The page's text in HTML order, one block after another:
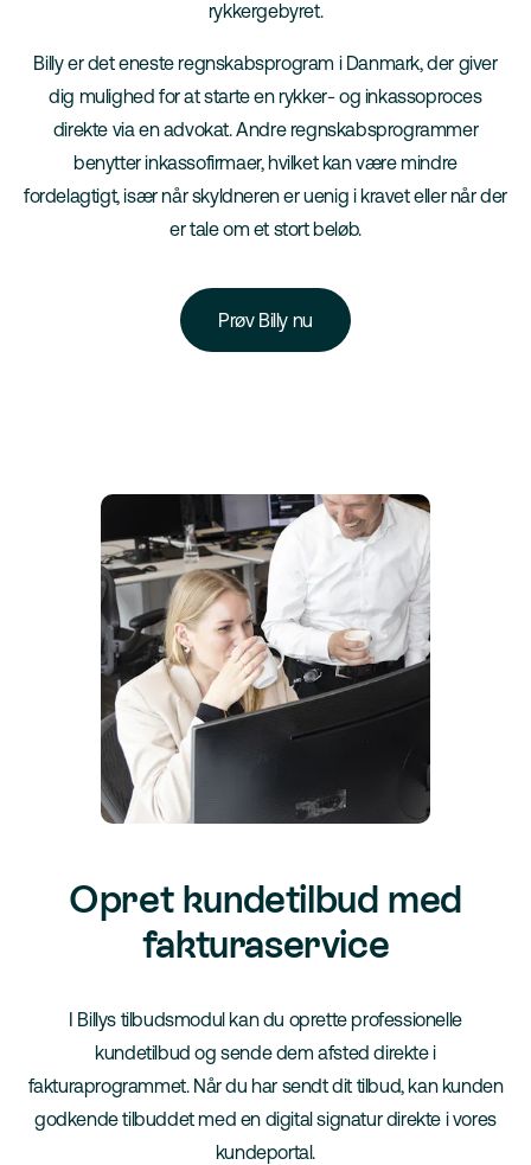
rykkergebyret.
Billy er det eneste regnskabsprogram i Danmark, der giver
dig mulighed for at starte en rykker- og inkassoproces
direkte via en advokat. Andre regnskabsprogrammer
benytter inkassofirmaer, hvilket kan være mindre
fordelagtigt, især når skyldneren er uenig i kravet eller når der
er tale om et stort beløb.
Prøv Billy nu
Opret kundetilbud med
fakturaservice
I Billys tilbudsmodul kan du oprette professionelle
kundetilbud og sende dem afsted direkte i
fakturaprogrammet. Når du har sendt dit tilbud, kan kunden
godkende tilbuddet med en digital signatur direkte i vores
kundeportal.